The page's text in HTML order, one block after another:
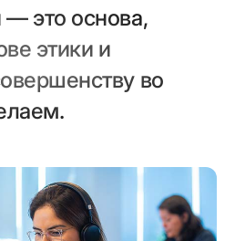
это основа,
этики и
во